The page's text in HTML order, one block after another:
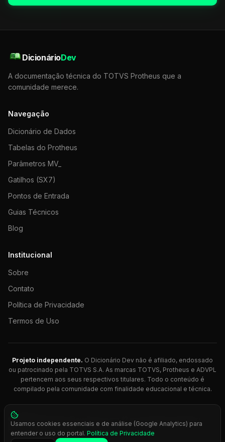
DicionárioDev
A documentação técnica do TOTVS Protheus que a
comunidade merece.
Navegação
Dicionário de Dados
Tabelas do Protheus
Parâmetros MV_
Gatilhos (SX7)
Pontos de Entrada
Guias Técnicos
Blog
Institucional
Sobre
Contato
Política de Privacidade
Termos de Uso
Projeto independente. O Dicionário Dev não é afiliado, endossado
ou patrocinado pela TOTVS S.A. As marcas TOTVS, Protheus e ADVPL
pertencem aos seus respectivos titulares. Todo o conteúdo é
compilado pela comunidade com finalidade educacional e técnica.
© 2026 Dicionário Dev. Feito com 💚 para desenvolvedores
Protheus.
Press Ctrl+K
Usamos cookies essenciais e de análise (Google Analytics) para
entender o uso do portal. Política de Privacidade